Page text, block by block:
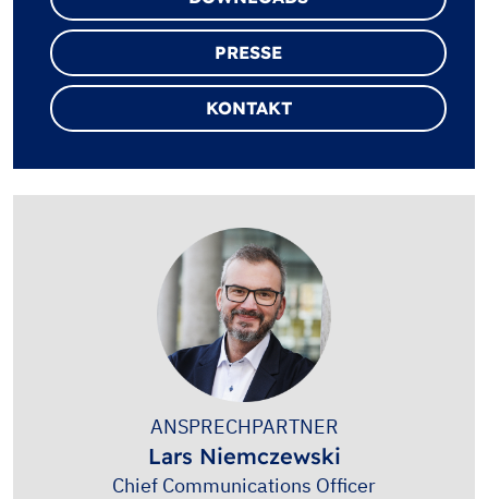
PRESSE
KONTAKT
ANSPRECHPARTNER
Lars Niemczewski
Chief Communications Officer